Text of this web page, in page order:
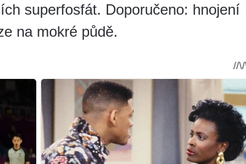
superfosfát. Doporučeno: hnojení
na mokré půdě.